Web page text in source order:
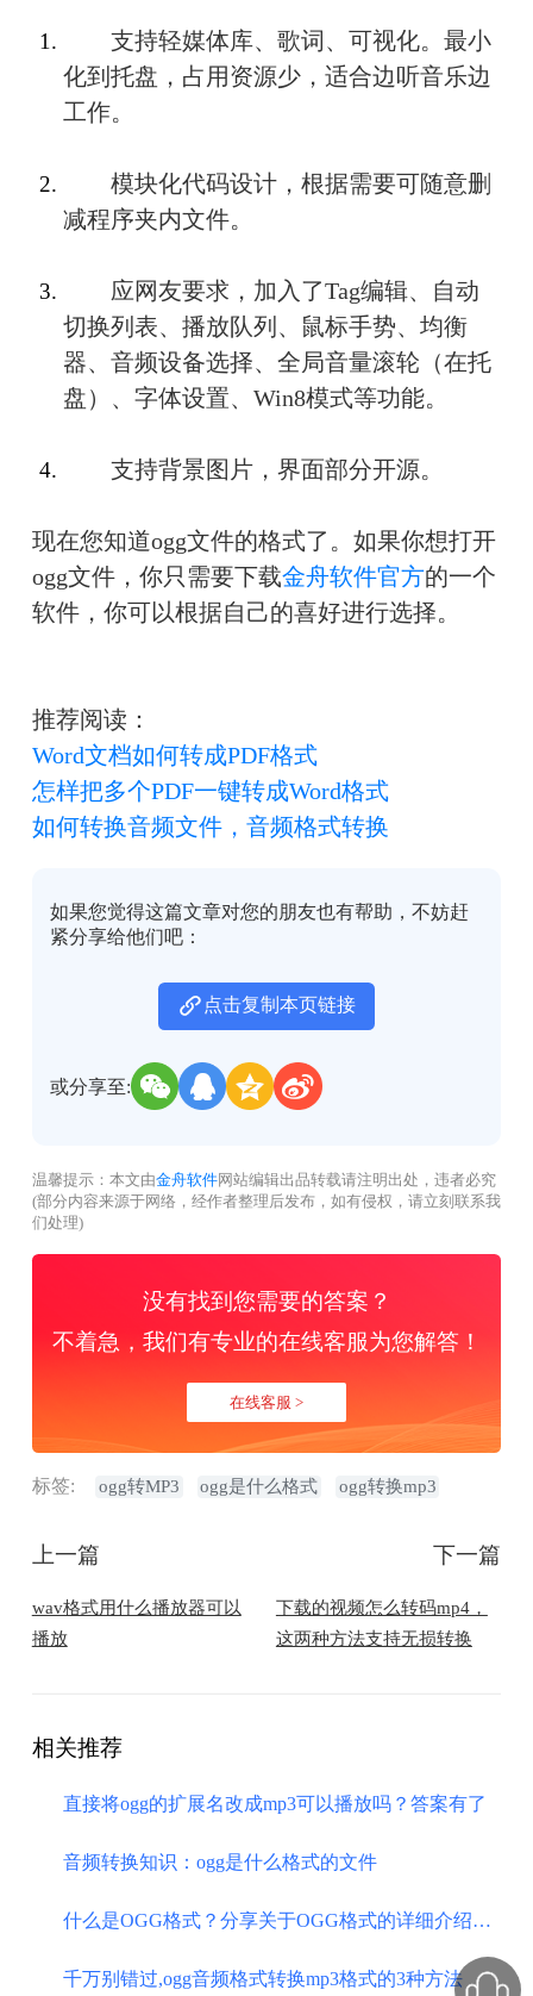
支持轻媒体库、歌词、可视化。最小
化到托盘，占用资源少，适合边听音乐边
工作。
模块化代码设计，根据需要可随意删
减程序夹内文件。
应网友要求，加入了Tag编辑、自动
切换列表、播放队列、鼠标手势、均衡
器、音频设备选择、全局音量滚轮（在托
盘）、字体设置、Win8模式等功能。
支持背景图片，界面部分开源。
现在您知道ogg文件的格式了。如果你想打开
ogg文件，你只需要下载金舟软件官方的一个
软件，你可以根据自己的喜好进行选择。
推荐阅读：
Word文档如何转成PDF格式
怎样把多个PDF一键转成Word格式
如何转换音频文件，音频格式转换
如果您觉得这篇文章对您的朋友也有帮助，不妨赶
紧分享给他们吧：
点击复制本页链接
或分享至:
温馨提示：本文由金舟软件网站编辑出品转载请注明出处，违者必究
(部分内容来源于网络，经作者整理后发布，如有侵权，请立刻联系我
们处理)
没有找到您需要的答案？
不着急，我们有专业的在线客服为您解答！
在线客服 >
标签: ogg转MP3 ogg是什么格式 ogg转换mp3
上一篇
wav格式用什么播放器可以
播放
下一篇
下载的视频怎么转码mp4，
这两种方法支持无损转换
相关推荐
直接将ogg的扩展名改成mp3可以播放吗？答案有了
音频转换知识：​ogg是什么格式的文件
什么是OGG格式？分享关于OGG格式的详细介绍，高效转换不是问题！
千万别错过,ogg音频格式转换mp3格式的3种方法